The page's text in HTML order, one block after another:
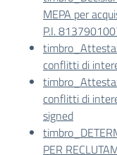
MEPA per
P.I.
conflitti di
conflitti di
signed
PER